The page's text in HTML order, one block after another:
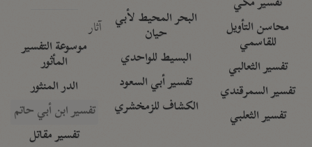
تفسير مكّي
محاسن التأويل
للقاسمي
تفسير الثعالبي
تفسير السمرقندي
تفسير الثعلبي
البحر المحيط لأبي
حيان
البسيط للواحدي
تفسير أبي السعود
الكشاف للزمخشري
آثار
موسوعة التفسير
المأثور
الدر المنثور
تفسير ابن أبي حاتم
تفسير مقاتل